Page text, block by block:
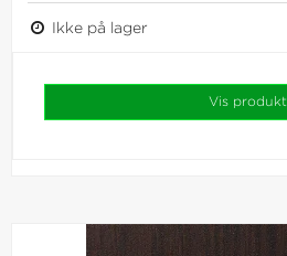
Ikke på lager
Vis produkt